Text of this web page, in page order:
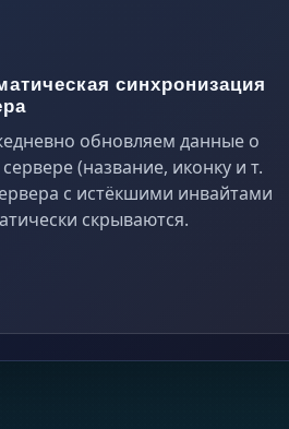
синхронизация
обновляем данные о
(название, иконку и т.
с истёкшими инвайтами
скрываются.